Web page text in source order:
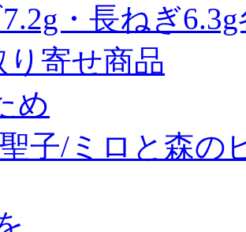
・長ねぎ
り寄せ商品
め
子/ミロと森の